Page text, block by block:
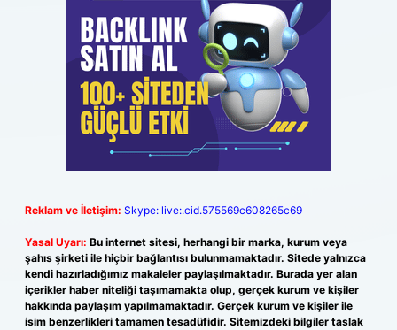
Reklam ve İletişim: Skype: live:.cid.575569c608265c69
Yasal Uyarı: Bu internet sitesi, herhangi bir marka, kurum veya
şahıs şirketi ile hiçbir bağlantısı bulunmamaktadır. Sitede yalnızca
kendi hazırladığımız makaleler paylaşılmaktadır. Burada yer alan
içerikler haber niteliği taşımamakta olup, gerçek kurum ve kişiler
hakkında paylaşım yapılmamaktadır. Gerçek kurum ve kişiler ile
isim benzerlikleri tamamen tesadüfidir. Sitemizdeki bilgiler taslak